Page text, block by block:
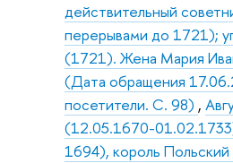
действительный
перерывами до 1721);
(1721). Жена Мария
(Дата обращения
посетители. С. 98) ,
(12.05.1670-
1694), король